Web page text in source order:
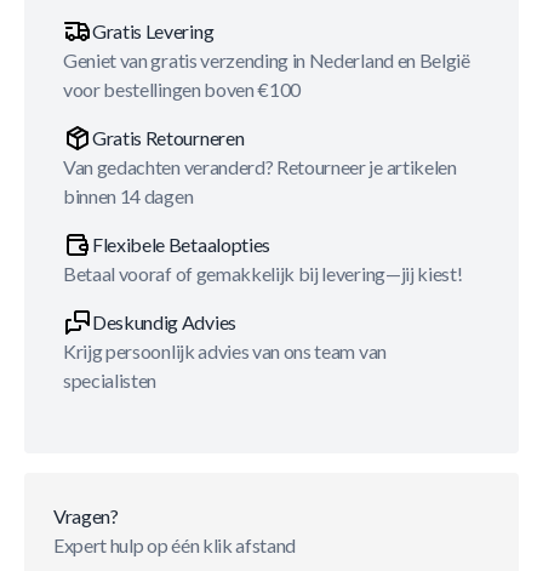
Gratis Levering
Geniet van gratis verzending in Nederland en België
voor bestellingen boven €100
Gratis Retourneren
Van gedachten veranderd? Retourneer je artikelen
binnen 14 dagen
Flexibele Betaalopties
Betaal vooraf of gemakkelijk bij levering—jij kiest!
Deskundig Advies
Krijg persoonlijk advies van ons team van
specialisten
Vragen?
Expert hulp op één klik afstand